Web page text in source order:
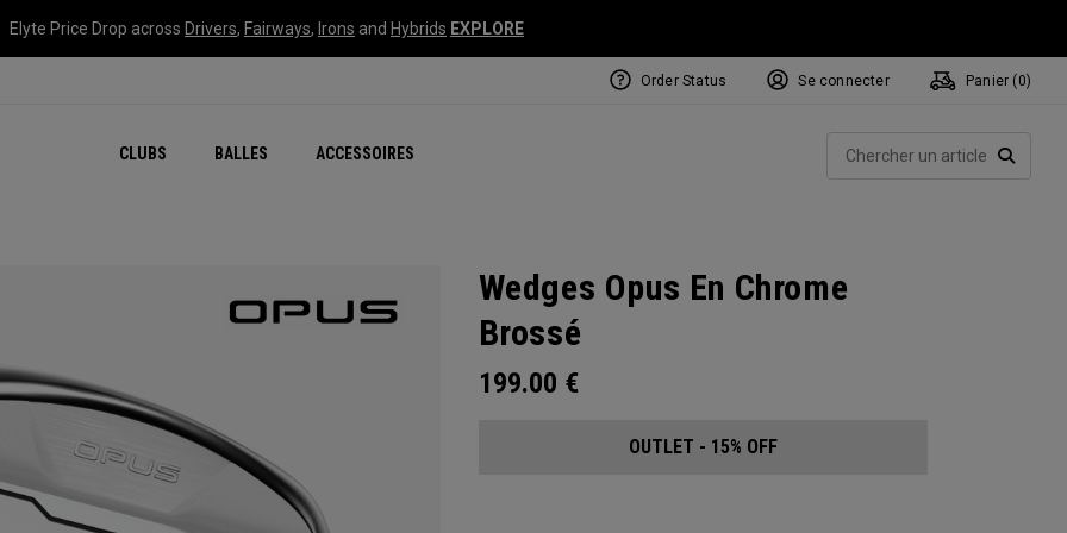
Elyte Price Drop across Drivers, Fairways, Irons and Hybrids EXPLORE
CLUBS BALLES ACCESSOIRES
Order Status Se connecter Panier ( 0)
Wedges Opus En Chrome
Brossé
199.00 €
OUTLET - 15% OFF